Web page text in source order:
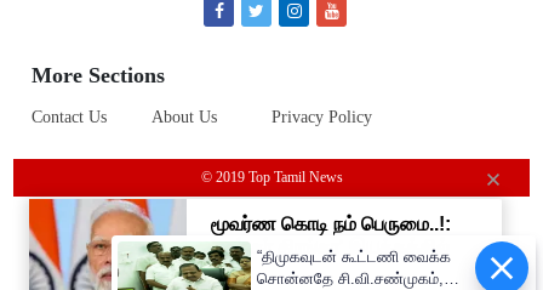
More Sections
Contact Us About Us Privacy Policy
© 2019 Top Tamil News
“திமுகவுடன் கூட்டணி வைக்க
சொன்னதே சி.வி.சண்முகம்,